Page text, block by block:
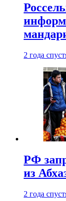
2 года
РФ
из
2 года